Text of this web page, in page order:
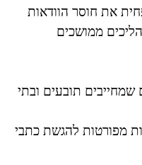
את חוסר הוודאות
ממושכים
שמחייבים תובעים ובתי
מפורטות להגשת כתבי